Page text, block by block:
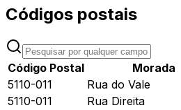
Códigos postais
Código Postal Morada
5110-011
Rua do Vale
5110-011
Rua Direita